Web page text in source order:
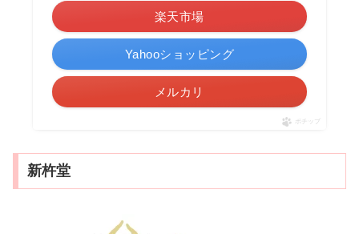
楽天市場
Yahooショッピング
メルカリ
ポチップ
新杵堂